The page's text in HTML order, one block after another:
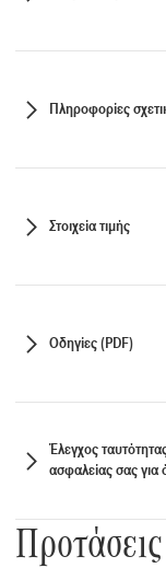
Πληροφορίες
Στοιχεία τιμής
Οδηγίες (PDF)
Έλεγχος
ασφαλείας σας για